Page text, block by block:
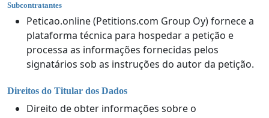
Subcontratantes
Peticao.online (Petitions.com Group Oy) fornece a
plataforma técnica para hospedar a petição e
processa as informações fornecidas pelos
signatários sob as instruções do autor da petição.
Direitos do Titular dos Dados
Direito de obter informações sobre o